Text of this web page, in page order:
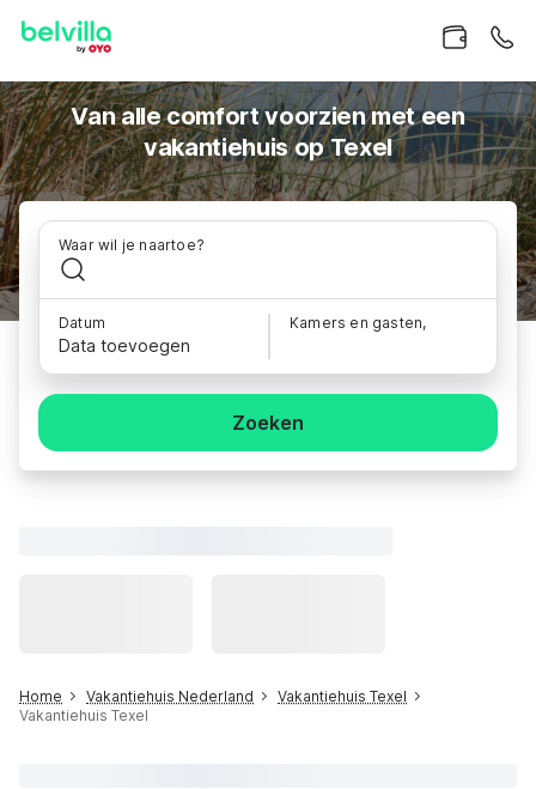
Van alle comfort voorzien met een
vakantiehuis op Texel
Waar wil je naartoe?
Datum
Data toevoegen
Kamers en gasten,
Zoeken
Home Vakantiehuis Nederland
Vakantiehuis Texel
Vakantiehuis Texel